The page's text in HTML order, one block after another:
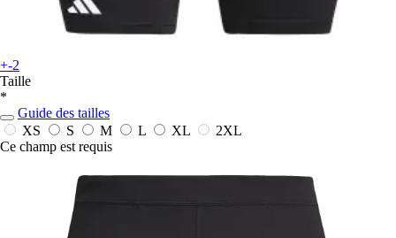
+-2
Taille
*
Guide des tailles
XS
S M L XL
2XL
Ce champ est requis